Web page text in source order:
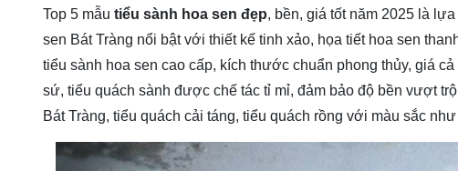
Top 5 mẫu tiểu sành hoa sen đẹp, bền, giá tốt năm 2025 là
sen Bát Tràng nổi bật với thiết kế tinh xảo, họa tiết hoa sen
tiểu sành hoa sen cao cấp, kích thước chuẩn phong thủy, giá
sứ, tiểu quách sành được chế tác tỉ mỉ, đảm bảo độ bền vượt
Bát Tràng, tiểu quách cải táng, tiểu quách rồng với màu sắc